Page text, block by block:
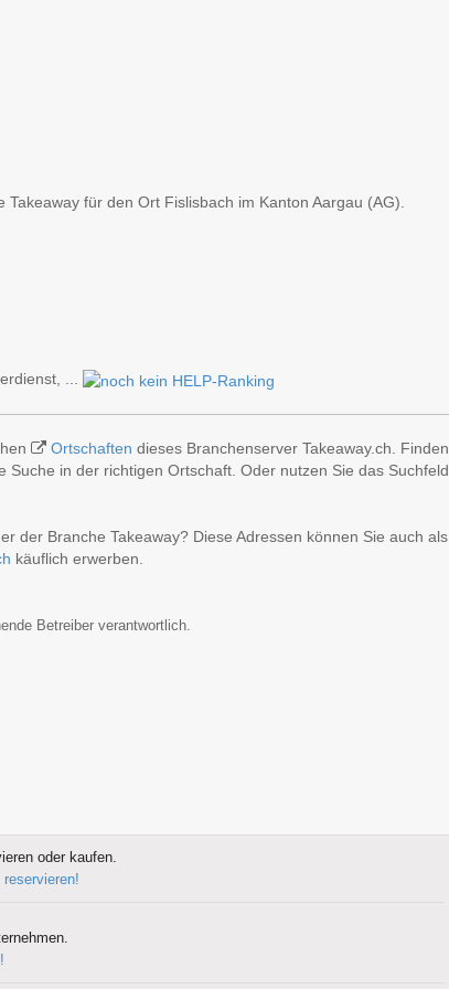
für den Ort Fislisbach im Kanton Aargau (AG).
...
Ortschaften dieses Branchenserver Takeaway.ch. Finden
in der richtigen Ortschaft. Oder nutzen Sie das Suchfeld
der Branche Takeaway? Diese Adressen können Sie auch als
käuflich erwerben.
Betreiber verantwortlich.
oder kaufen.